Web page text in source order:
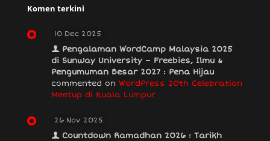
Komen terkini
10 Dec 2025
Pengalaman WordCamp Malaysia 2025
di Sunway University – Freebies, Ilmu &
Pengumuman Besar 2027 : Pena Hijau
commented on WordPress 20th Celebration
Meetup di Kuala Lumpur
26 Nov 2025
Countdown Ramadhan 2026 : Tarikh